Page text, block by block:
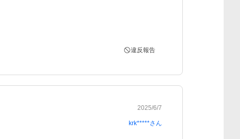
違反報告
2025/6/7
krk*****さん